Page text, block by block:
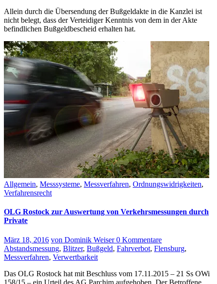
Allein durch die Übersendung der Bußgeldakte in die Kanzlei ist
nicht belegt, dass der Verteidiger Kenntnis von dem in der Akte
befindlichen Bußgeldbescheid erhalten hat.
Allgemein, Messsysteme, Messverfahren, Ordnungswidrigkeiten,
Verfahrensrecht
OLG Rostock zur Auswertung von Verkehrsmessungen durch
Private
März 18, 2016 von Dominik Weiser0 Kommentare
Abstandsmessung, Blitzer, Bußgeld, Fahrverbot, Flensburg,
Messverfahren, Verwertbarkeit
Das OLG Rostock hat mit Beschluss vom 17.11.2015 – 21 Ss OWi
158/15 – ein Urteil des AG Parchim aufgehoben. Der Betroffene